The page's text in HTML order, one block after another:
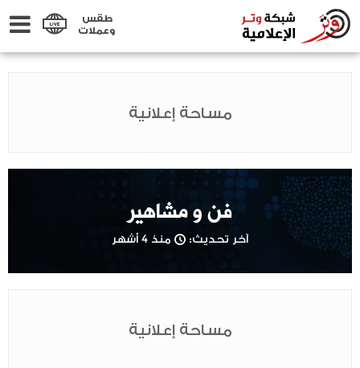
طقس
وعملات
مساحة إعلانية
فن و مشاهير
آخر تحديث: منذ 4 أشهر
مساحة إعلانية